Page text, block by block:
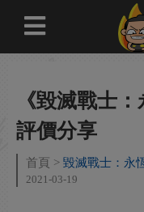
《毀滅戰士
評價分享
首頁 毀滅戰士：永
2021-03-19